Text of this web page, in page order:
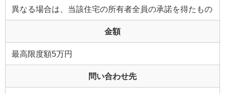
異なる場合は、当該住宅の所有者全員の承諾を得たもの
金額
最高限度額5万円
問い合わせ先